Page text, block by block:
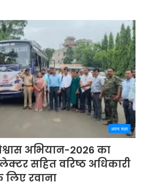
अपना शहर
अभियान-2026 का
सहित वरिष्ठ अधिकारी
रवाना